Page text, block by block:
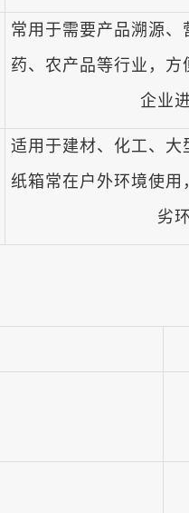
常用于需要产品溯源
药、农产品等行业，方
企业
适用于建材、化工、大
纸箱常在户外环境使
劣